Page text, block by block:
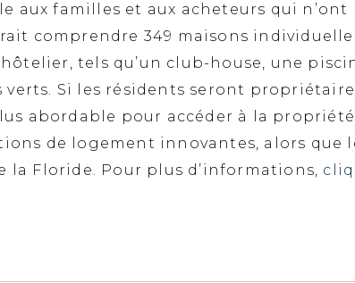
familles et aux acheteurs qui n’ont
comprendre 349 maisons
tels qu’un club-house, une
verts. Si les résidents seront
abordable pour accéder à la
de logement innovantes, alors que
Floride. Pour plus d’informations,